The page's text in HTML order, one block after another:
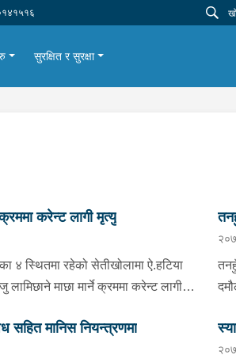
सुरक्षित र सुरक्षा
क्रममा करेन्ट लागी मृत्यु
४ स्थितमा रहेको सेतीखोलामा ऐ.हटिया
लामिछाने माछा मार्ने क्रममा करेन्ट लागी
खबर प्राप्त हुनसाथ प्रहरी टोली खटि
सहित मानिस नियन्त्रणमा